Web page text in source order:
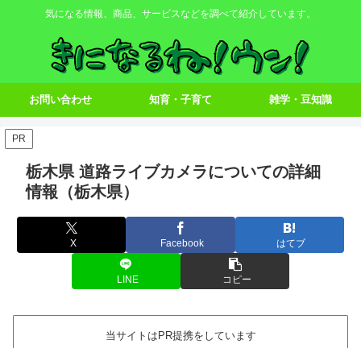
気になる情報、商品、サービスなどを調べて紹介しています。
お問い合わせ 知育・子育て 雑学・豆知識
PR
栃木県 道路ライブカメラについての詳細
情報（栃木県）
X Facebook はてブ
LINE コピー
当サイトはPR提携をしています